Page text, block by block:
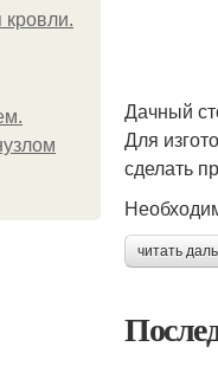
Дачный
Для
сделать
читать